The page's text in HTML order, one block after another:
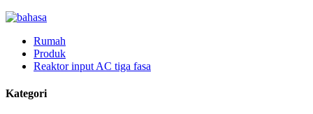
Rumah
Produk
Reaktor input AC tiga fasa
Kategori